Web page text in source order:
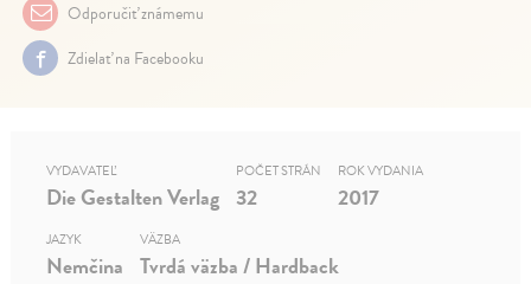
Odporučiť známemu
Zdielať na Facebooku
VYDAVATEĽ
Die Gestalten Verlag
POČET STRÁN
32
ROK VYDANIA
2017
JAZYK
Nemčina
VÄZBA
Tvrdá väzba / Hardback